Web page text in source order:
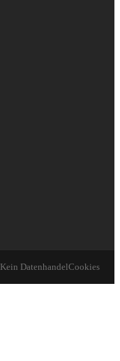
Kein DatenhandelCookies